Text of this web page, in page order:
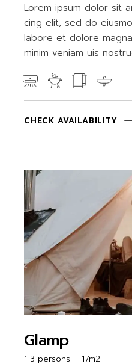
Lorem ipsum dolor sit
cing elit, sed do
labore et dolore
minim veniam uis
CHECK AVAILABILITY
Glamp
1-3 persons 17m2